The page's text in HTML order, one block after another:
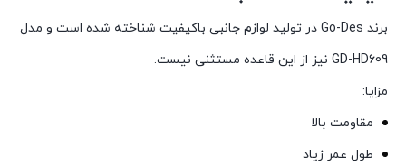
برند Go-Des در تولید لوازم جانبی باکیفیت شناخته شده است و مدل
GD-HD609 نیز از این قاعده مستثنی نیست.
مزایا:
مقاومت بالا
طول عمر زیاد